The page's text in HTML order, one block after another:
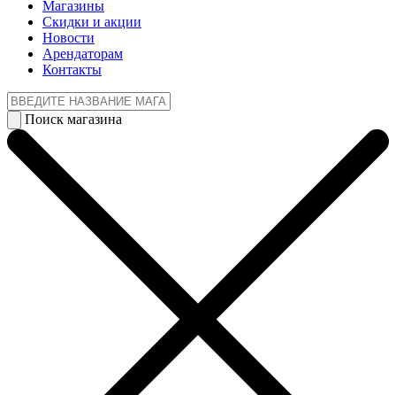
Магазины
Cкидки и акции
Новости
Арендаторам
Контакты
Поиск магазина